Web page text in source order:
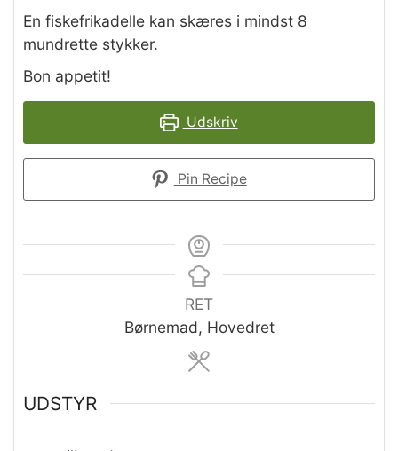
En fiskefrikadelle kan skæres i mindst 8
mundrette stykker.
Bon appetit!
Udskriv
Pin Recipe
RET
Børnemad, Hovedret
UDSTYR